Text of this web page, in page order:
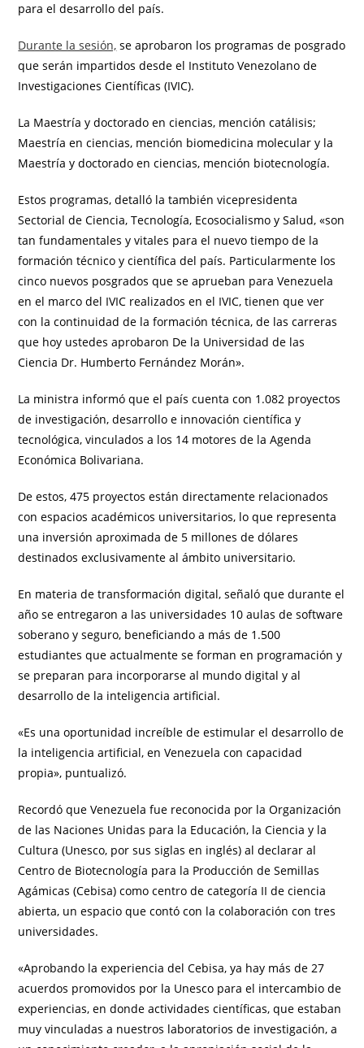
para el desarrollo del país.
Durante la sesión, se aprobaron los programas de posgrado
que serán impartidos desde el Instituto Venezolano de
Investigaciones Científicas (IVIC).
La Maestría y doctorado en ciencias, mención catálisis;
Maestría en ciencias, mención biomedicina molecular y la
Maestría y doctorado en ciencias, mención biotecnología.
Estos programas, detalló la también vicepresidenta
Sectorial de Ciencia, Tecnología, Ecosocialismo y Salud, «son
tan fundamentales y vitales para el nuevo tiempo de la
formación técnico y científica del país. Particularmente los
cinco nuevos posgrados que se aprueban para Venezuela
en el marco del IVIC realizados en el IVIC, tienen que ver
con la continuidad de la formación técnica, de las carreras
que hoy ustedes aprobaron De la Universidad de las
Ciencia Dr. Humberto Fernández Morán».
La ministra informó que el país cuenta con 1.082 proyectos
de investigación, desarrollo e innovación científica y
tecnológica, vinculados a los 14 motores de la Agenda
Económica Bolivariana.
De estos, 475 proyectos están directamente relacionados
con espacios académicos universitarios, lo que representa
una inversión aproximada de 5 millones de dólares
destinados exclusivamente al ámbito universitario.
En materia de transformación digital, señaló que durante el
año se entregaron a las universidades 10 aulas de software
soberano y seguro, beneficiando a más de 1.500
estudiantes que actualmente se forman en programación y
se preparan para incorporarse al mundo digital y al
desarrollo de la inteligencia artificial.
«Es una oportunidad increíble de estimular el desarrollo de
la inteligencia artificial, en Venezuela con capacidad
propia», puntualizó.
Recordó que Venezuela fue reconocida por la Organización
de las Naciones Unidas para la Educación, la Ciencia y la
Cultura (Unesco, por sus siglas en inglés) al declarar al
Centro de Biotecnología para la Producción de Semillas
Agámicas (Cebisa) como centro de categoría II de ciencia
abierta, un espacio que contó con la colaboración con tres
universidades.
«Aprobando la experiencia del Cebisa, ya hay más de 27
acuerdos promovidos por la Unesco para el intercambio de
experiencias, en donde actividades científicas, que estaban
muy vinculadas a nuestros laboratorios de investigación, a